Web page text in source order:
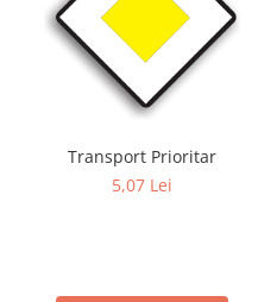
Transport Prioritar
5,07 Lei